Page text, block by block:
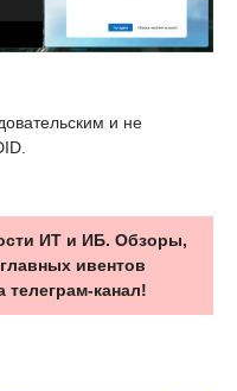
и не
ИТ и ИБ. Обзоры,
ивентов
канал!